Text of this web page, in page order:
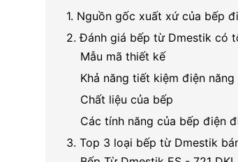
1. Nguồn gốc xuất xứ của bếp
2. Đánh giá bếp từ Dmestik có
Mẫu mã thiết kế
Khả năng tiết kiệm điện năng
Chất liệu của bếp
Các tính năng của bếp điện
3. Top 3 loại bếp từ Dmestik